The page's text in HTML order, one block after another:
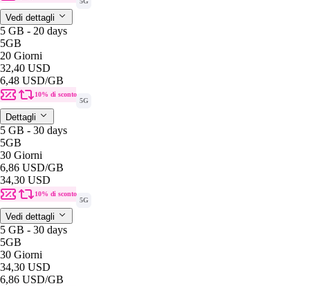
Vedi dettagli
5 GB - 20 days
5GB
20 Giorni
32,40 USD
6,48 USD/GB
10% di sconto
5G
Dettagli
5 GB - 30 days
5GB
30 Giorni
6,86 USD/GB
34,30 USD
10% di sconto
5G
Vedi dettagli
5 GB - 30 days
5GB
30 Giorni
34,30 USD
6,86 USD/GB